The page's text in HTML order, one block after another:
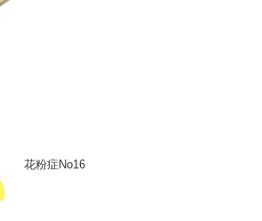
花粉症No16